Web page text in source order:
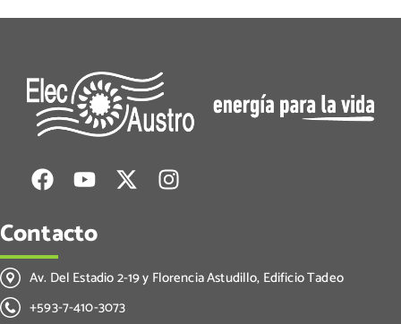
Contacto
Av. Del Estadio 2-19 y Florencia Astudillo, Edificio Tadeo
+593-7-410-3073